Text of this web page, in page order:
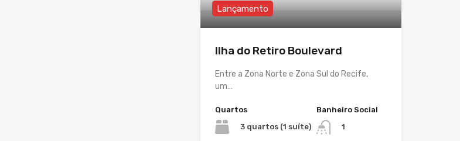
Lançamento
Ilha do Retiro Boulevard
Entre a Zona Norte e Zona Sul do Recife,
um…
Quartos
3 quartos (1 suíte)
Banheiro Social
1